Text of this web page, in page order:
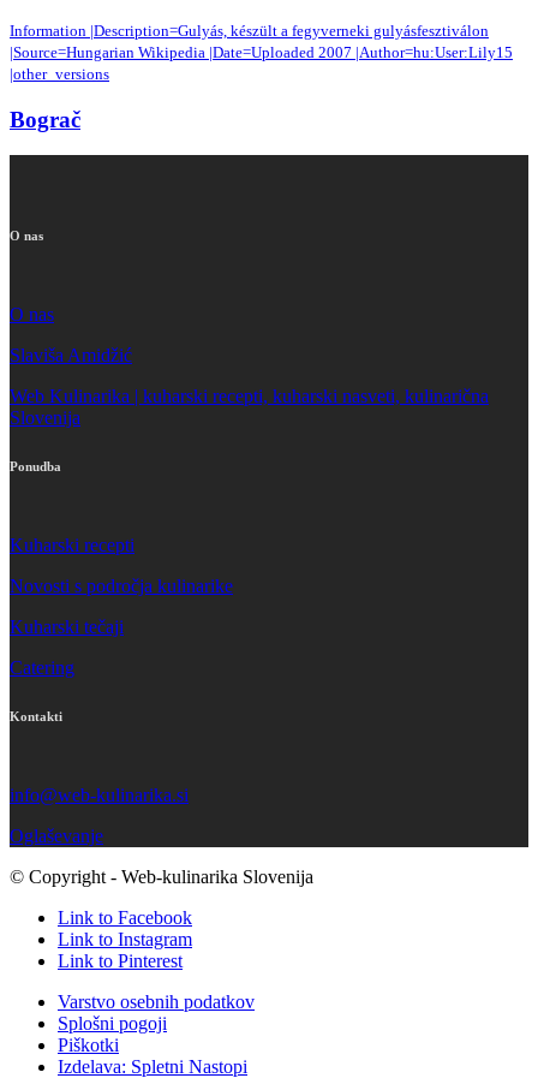
Information |Description=Gulyás, készült a fegyverneki gulyásfesztiválon
|Source=Hungarian Wikipedia |Date=Uploaded 2007 |Author=hu:User:Lily15
|other_versions
Bograč
O nas
O nas
Slaviša Amidžić
Web Kulinarika | kuharski recepti, kuharski nasveti, kulinarična
Slovenija
Ponudba
Kuharski recepti
Novosti s področja kulinarike
Kuharski tečaji
Catering
Kontakti
info@web-kulinarika.si
Oglaševanje
© Copyright - Web-kulinarika Slovenija
Link to Facebook
Link to Instagram
Link to Pinterest
Varstvo osebnih podatkov
Splošni pogoji
Piškotki
Izdelava: Spletni Nastopi